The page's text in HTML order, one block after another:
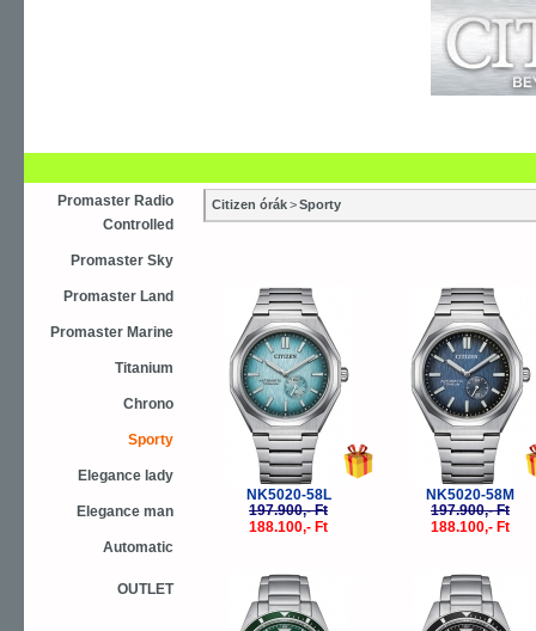
Promaster Radio
Controlled
Promaster Sky
Promaster Land
Promaster Marine
Titanium
Chrono
Sporty
Elegance lady
Elegance man
Automatic
OUTLET
Citizen órák>Sporty
NK5020-58L
197.900,- Ft
188.100,- Ft
NK5020-58M
197.900,- Ft
188.100,- Ft